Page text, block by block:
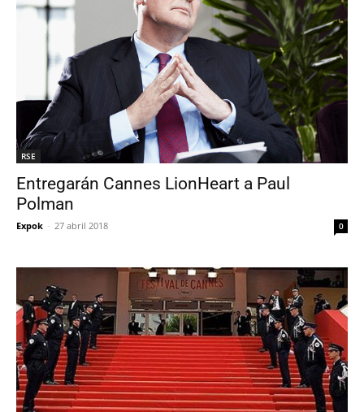
RSE
Entregarán Cannes LionHeart a Paul
Polman
Expok - 27 abril 2018 0